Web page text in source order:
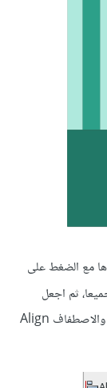
مع الضغط على
ثم اجعل
اصطفافها متساويا عموديا من لوحة المحاذاة والاصطفاف Align